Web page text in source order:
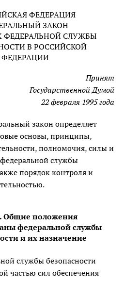
ФЕДЕРАЦИЯ
ЗАКОН
ФЕДЕРАЛЬНОЙ СЛУЖБЫ
В РОССИЙСКОЙ
ФЕДЕРАЦИИ
Принят
Государственной Думой
22 февраля 1995 года
закон определяет
основы, принципы,
полномочия, силы и
федеральной службы
порядок контроля и
Общие положения
федеральной службы
и их назначение
службы безопасности
частью сил обеспечения